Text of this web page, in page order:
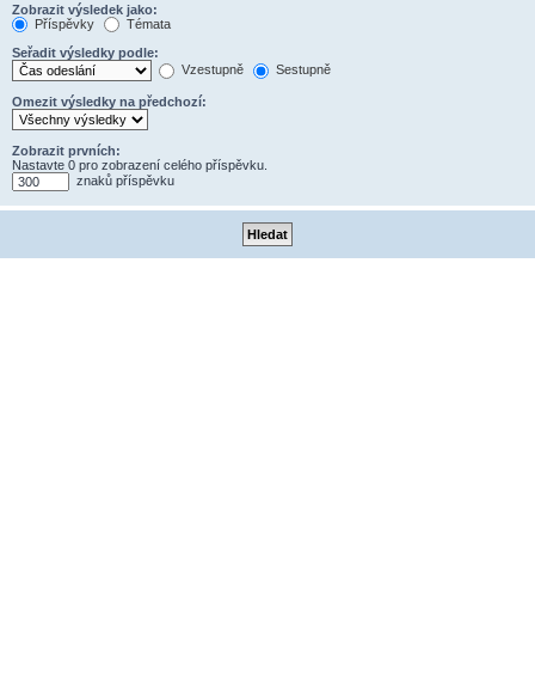
Zobrazit výsledek jako:
Příspěvky
Témata
Seřadit výsledky podle:
Vzestupně
Sestupně
Omezit výsledky na předchozí:
Zobrazit prvních:
Nastavte 0 pro zobrazení celého příspěvku.
znaků příspěvku